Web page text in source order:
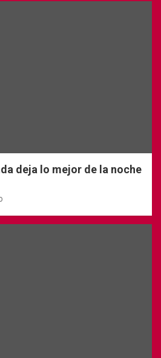
deja lo mejor de la noche